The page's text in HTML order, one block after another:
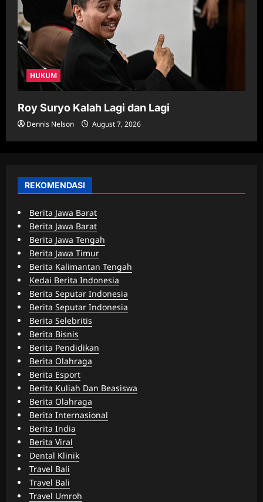
HUKUM
Roy Suryo Kalah Lagi dan Lagi
Dennis Nelson August 7, 2026
REKOMENDASI
Berita Jawa Barat
Berita Jawa Barat
Berita Jawa Tengah
Berita Jawa Timur
Berita Kalimantan Tengah
Kedai Berita Indonesia
Berita Seputar Indonesia
Berita Seputar Indonesia
Berita Selebritis
Berita Bisnis
Berita Pendidikan
Berita Olahraga
Berita Esport
Berita Kuliah Dan Beasiswa
Berita Olahraga
Berita Internasional
Berita India
Berita Viral
Dental Klinik
Travel Bali
Travel Bali
Travel Umroh